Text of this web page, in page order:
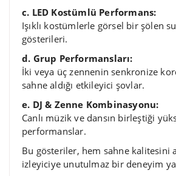
c. LED Kostümlü Performans:
Işıklı kostümlerle görsel bir şölen
gösterileri.
d. Grup Performansları:
İki veya üç zennenin senkronize
sahne aldığı etkileyici şovlar.
e. DJ & Zenne Kombinasyonu:
Canlı müzik ve dansın birleştiği
performanslar.
Bu gösteriler, hem sahne kalitesini
izleyiciye unutulmaz bir deneyim